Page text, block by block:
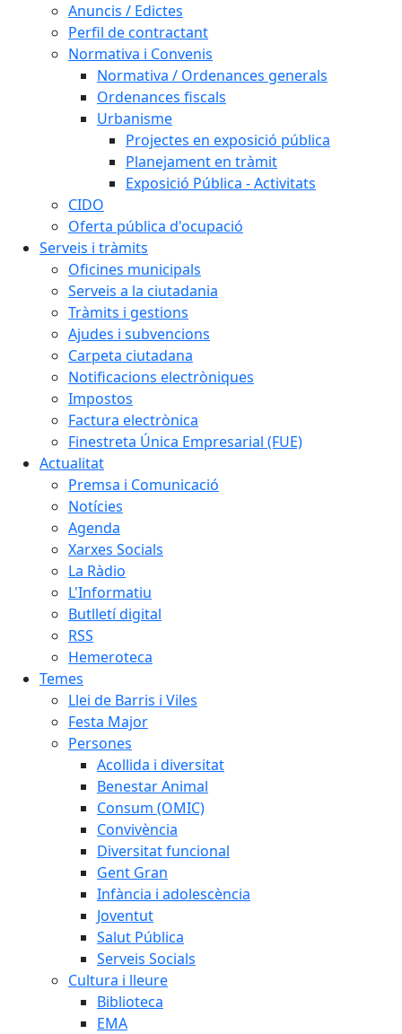
Anuncis / Edictes
Perfil de contractant
Normativa i Convenis
Normativa / Ordenances generals
Ordenances fiscals
Urbanisme
Projectes en exposició pública
Planejament en tràmit
Exposició Pública - Activitats
CIDO
Oferta pública d'ocupació
Serveis i tràmits
Oficines municipals
Serveis a la ciutadania
Tràmits i gestions
Ajudes i subvencions
Carpeta ciutadana
Notificacions electròniques
Impostos
Factura electrònica
Finestreta Única Empresarial (FUE)
Actualitat
Premsa i Comunicació
Notícies
Agenda
Xarxes Socials
La Ràdio
L'Informatiu
Butlletí digital
RSS
Hemeroteca
Temes
Llei de Barris i Viles
Festa Major
Persones
Acollida i diversitat
Benestar Animal
Consum (OMIC)
Convivència
Diversitat funcional
Gent Gran
Infància i adolescència
Joventut
Salut Pública
Serveis Socials
Cultura i lleure
Biblioteca
EMA